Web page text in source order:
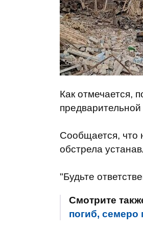
Как отмечается,
Сообщается, что
обстрела
"Будьте
Смотрите
погиб,